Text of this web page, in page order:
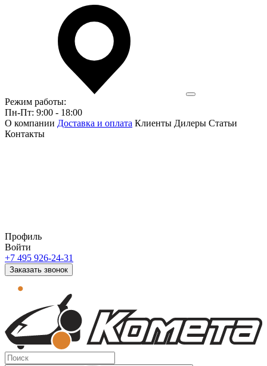
Режим работы:
Пн-Пт: 9:00 - 18:00
О компании Доставка и оплата Клиенты Дилеры Статьи
Контакты
Профиль
Войти
+7 495 926-24-31
Заказать звонок